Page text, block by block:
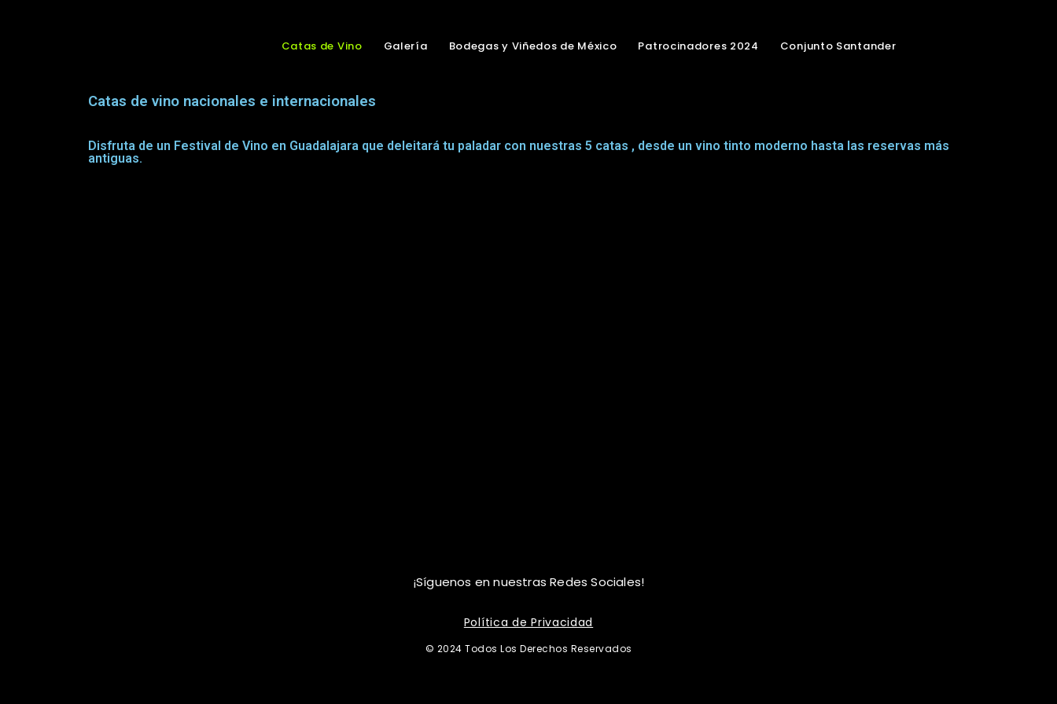
Catas de Vino Galería Bodegas y Viñedos de México Patrocinadores 2024 Conjunto Santander
Catas de vino nacionales e internacionales
Disfruta de un Festival de Vino en Guadalajara que deleitará tu paladar con nuestras 5 catas , desde un vino tinto moderno hasta las reservas más
antiguas.
¡Síguenos en nuestras Redes Sociales!
Política de Privacidad
© 2024 Todos Los Derechos Reservados